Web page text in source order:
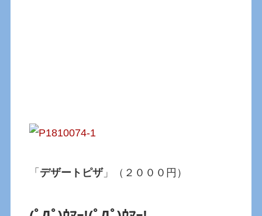
「 デザートピザ」（２０００円）